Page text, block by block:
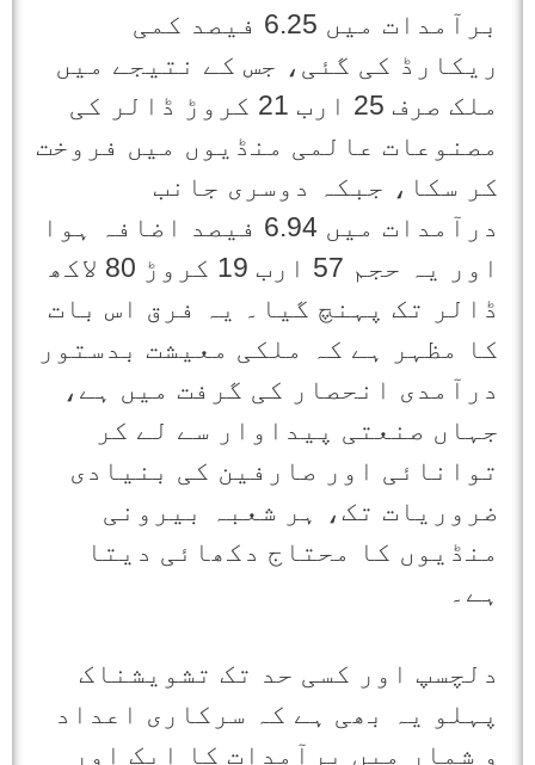
برآمدات میں 6.25 فیصد کمی
ریکارڈ کی گئی، جس کے نتیجے میں
ملک صرف 25 ارب 21 کروڑ ڈالر کی
مصنوعات عالمی منڈیوں میں فروخت
کر سکا، جبکہ دوسری جانب
درآمدات میں 6.94 فیصد اضافہ ہوا
اور یہ حجم 57 ارب 19 کروڑ 80 لاکھ
ڈالر تک پہنچ گیا۔ یہ فرق اس بات
کا مظہر ہے کہ ملکی معیشت بدستور
درآمدی انحصار کی گرفت میں ہے،
جہاں صنعتی پیداوار سے لے کر
توانائی اور صارفین کی بنیادی
ضروریات تک، ہر شعبہ بیرونی
منڈیوں کا محتاج دکھائی دیتا
ہے۔
دلچسپ اور کسی حد تک تشویشناک
پہلو یہ بھی ہے کہ سرکاری اعداد
و شمار میں برآمدات کا ایک اور